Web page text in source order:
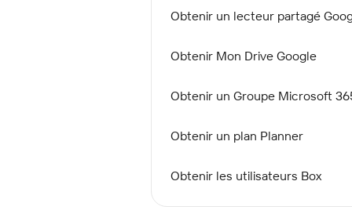
Obtenir un lecteur partagé
Obtenir Mon Drive Google
Obtenir un Groupe Microsoft
Obtenir un plan Planner
Obtenir les utilisateurs Box